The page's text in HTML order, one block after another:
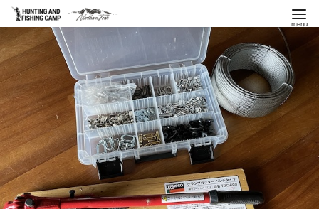
コ
ン
テ
ン
ツ
へ
移
動